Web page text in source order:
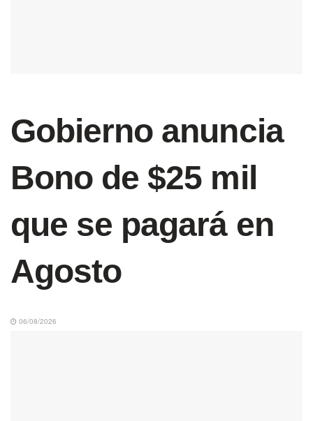
Gobierno anuncia
Bono de $25 mil
que se pagará en
Agosto
06/08/2026